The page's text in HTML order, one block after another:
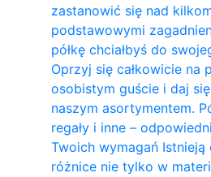
zastanowić się nad
podstawowymi
półkę chciałbyś do
Oprzyj się całkowicie na
osobistym guście i daj
naszym asortymentem.
regały i inne –
Twoich wymagań Istnieją
różnice nie tylko w